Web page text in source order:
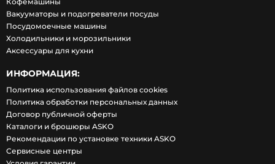
Вакууматоры и подогреватели посуды
Посудомоечные машины
Холодильники и морозильники
Аксессуары для кухни
ИНФОРМАЦИЯ:
Политика использования файлов cookies
Политика обработки персональных данных
Договор публичной оферты
Каталоги и брошюры ASKO
Рекомендации по установке техники ASKO
Сервисные центры